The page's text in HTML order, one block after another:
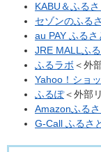
KABU＆ふる
セゾンのふる
au PAY ふるさ
JRE MALLふ
ふるラボ ＜外
Yahoo！ショ
ふるぽ＜外部
Amazonふる
G-Call ふるさ